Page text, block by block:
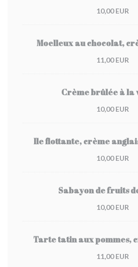
10,00 EUR
Moelleux au chocolat,
11,00 EUR
Crème brûlée à la
10,00 EUR
Ile flottante, crème
10,00 EUR
Sabayon de fruits
10,00 EUR
Tarte tatin aux pommes,
11,00 EUR